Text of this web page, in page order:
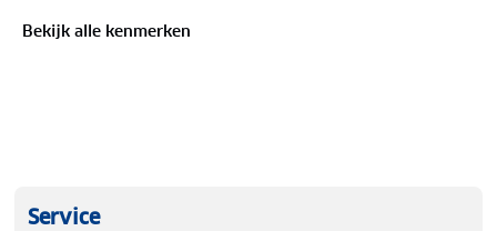
Bekijk alle kenmerken
Service